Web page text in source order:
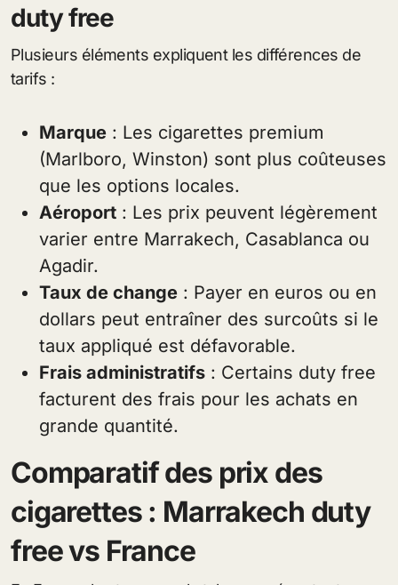
duty free
Plusieurs éléments expliquent les différences de
tarifs :
Marque : Les cigarettes premium
(Marlboro, Winston) sont plus coûteuses
que les options locales.
Aéroport : Les prix peuvent légèrement
varier entre Marrakech, Casablanca ou
Agadir.
Taux de change : Payer en euros ou en
dollars peut entraîner des surcoûts si le
taux appliqué est défavorable.
Frais administratifs : Certains duty free
facturent des frais pour les achats en
grande quantité.
Comparatif des prix des
cigarettes : Marrakech duty
free vs France